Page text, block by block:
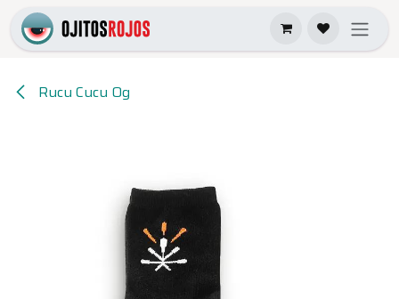
Ir al contenido
Rucu Cucu Og